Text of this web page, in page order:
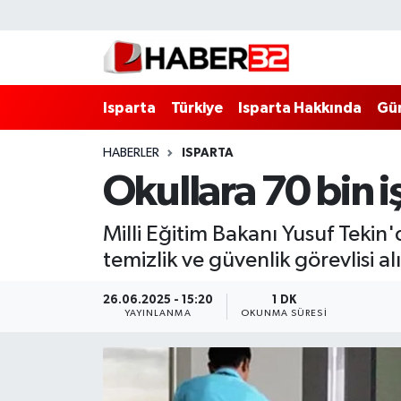
Isparta Türkiye Isparta Hakkında
HABERLER ISPARTA
Okullara 70 bin
Milli Eğitim Bakanı Yusuf
temizlik ve güvenlik görevlisi
26.06.2025 - 15:20
YAYINLANMA
1 DK
OKUNMA SÜRESI
Isparta Hakkında
Esnaf Diyor ki;
BİLİM VE TEKNOLOJİ
EĞİTİM
Isparta Nöbetçi Eczaneler
Isparta Hava Durumu
Isparta Trafik Yoğunluk Haritası
Süper Lig Puan Durumu ve Fikstür
Tüm Manşetler
Son Dakika Haberleri